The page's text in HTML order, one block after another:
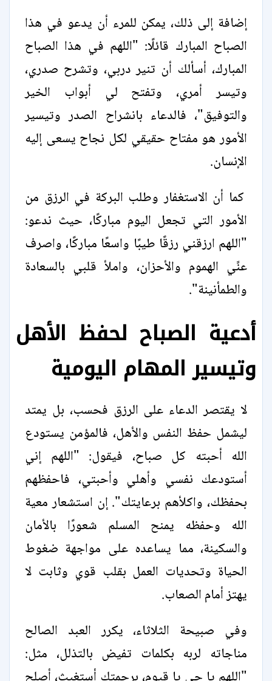
إضافة إلى ذلك، يمكن للمرء أن يدعو في هذا
الصباح المبارك قائلًا: "اللهم في هذا الصباح
المبارك، أسألك أن تنير دربي، وتشرح صدري،
وتيسر أمري، وتفتح لي أبواب الخير
والتوفيق"، فالدعاء بانشراح الصدر وتيسير
الأمور هو مفتاح حقيقي لكل نجاح يسعى إليه
الإنسان.
كما أن الاستغفار وطلب البركة في الرزق من
الأمور التي تجعل اليوم مباركًا، حيث ندعو:
"اللهم ارزقني رزقًا طيبًا واسعًا مباركًا، واصرف
عنِّي الهموم والأحزان، واملأ قلبي بالسعادة
والطمأنينة".
أدعية الصباح لحفظ الأهل
وتيسير المهام اليومية
لا يقتصر الدعاء على الرزق فحسب، بل يمتد
ليشمل حفظ النفس والأهل، فالمؤمن يستودع
الله أحبته كل صباح، فيقول: "اللهم إني
أستودعك نفسي وأهلي وأحبتي، فاحفظهم
بحفظك، واكلأهم برعايتك". إن استشعار معية
الله وحفظه يمنح المسلم شعورًا بالأمان
والسكينة، مما يساعده على مواجهة ضغوط
الحياة وتحديات العمل بقلب قوي وثابت لا
يهتز أمام الصعاب.
وفي صبيحة الثلاثاء، يكرر العبد الصالح
مناجاته لربه بكلمات تفيض بالتذلل، مثل: